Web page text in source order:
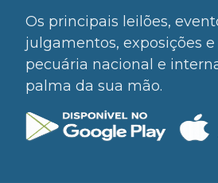
Os principais leilões,
julgamentos, exposições e
pecuária nacional e
palma da sua mão.